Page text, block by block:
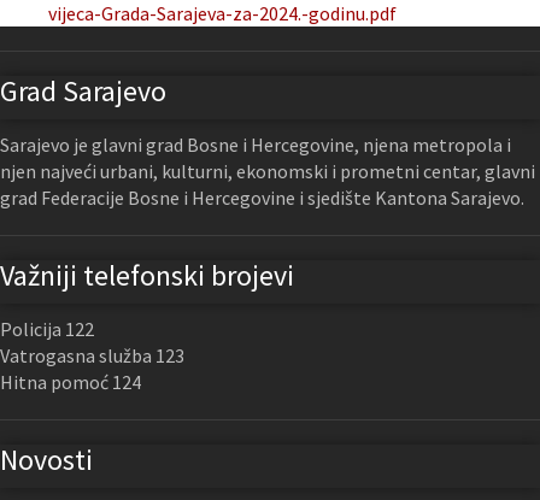
vijeca-Grada-Sarajeva-za-2024.-godinu.pdf
Grad Sarajevo
Sarajevo je glavni grad Bosne i Hercegovine, njena metropola i
njen najveći urbani, kulturni, ekonomski i prometni centar, glavni
grad Federacije Bosne i Hercegovine i sjedište Kantona Sarajevo.
Važniji telefonski brojevi
Policija 122
Vatrogasna služba 123
Hitna pomoć 124
Novosti